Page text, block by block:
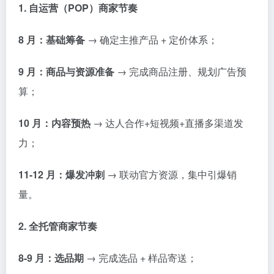
1. 自运营（POP）商家节奏
8 月：基础筹备 → 确定主推产品 + 定价体系；
9 月：商品与资源准备 → 完成商品注册、规划广告预
算；
10 月：内容预热 → 达人合作+短视频+直播多渠道发
力；
11-12 月：爆发冲刺 → 联动官方资源，集中引爆销
量。
2. 全托管商家节奏
8-9 月：选品期 → 完成选品 + 样品寄送；